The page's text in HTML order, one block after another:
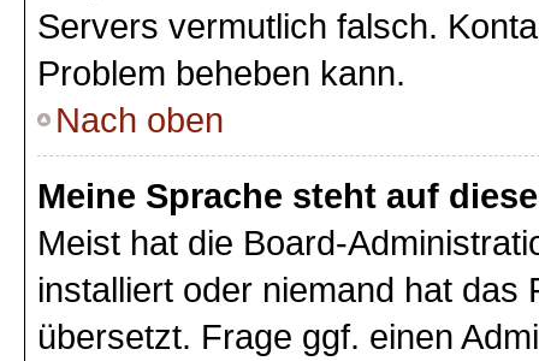
Servers vermutlich falsch.
Problem beheben kann.
Nach oben
Meine Sprache steht auf
Meist hat die Board-
installiert oder niemand hat das
übersetzt. Frage ggf. einen